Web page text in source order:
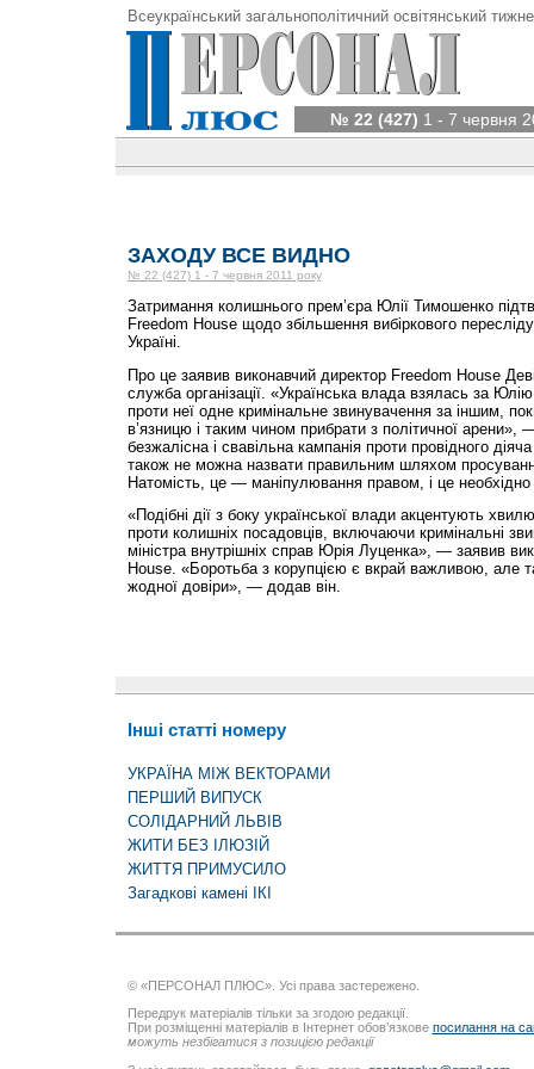
Всеукраїнський загальнополітичний освітянський
№ 22 (427) 1 - 7 червня
ЗАХОДУ ВСЕ ВИДНО
№ 22 (427) 1 - 7 червня 2011 року
Затримання колишнього прем’єра Юлії Тимошенко
Freedom House щодо збільшення вибіркового
Україні.
Про це заявив виконавчий директор Freedom House
служба організації. «Українська влада взялась за
проти неї одне кримінальне звинувачення за іншим,
в’язницю і таким чином прибрати з політичної
безжалісна і свавільна кампанія проти провідного
також не можна назвати правильним шляхом
Натомість, це — маніпулювання правом, і це
«Подібні дії з боку української влади акцентують
проти колишніх посадовців, включаючи кримінальні
міністра внутрішніх справ Юрія Луценка», — заявив
House. «Боротьба з корупцією є вкрай важливою, але
жодної довіри», — додав він.
Інші статті номеру
УКРАЇНА МІЖ ВЕКТОРАМИ
ПЕРШИЙ ВИПУСК
СОЛІДАРНИЙ ЛЬВІВ
ЖИТИ БЕЗ ІЛЮЗІЙ
ЖИТТЯ ПРИМУСИЛО
Загадкові камені ІКІ
© «ПЕРСОНАЛ ПЛЮС». Усі права застережено.
Передрук матеріалів тільки за згодою редакції.
При розміщенні матеріалів в Інтернет обов’язкове посилання на
можуть незбігатися з позицією редакції